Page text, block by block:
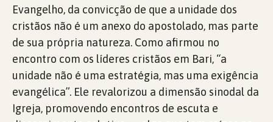
Evangelho, da convicção de que a unidade dos
cristãos não é um anexo do apostolado, mas parte
de sua própria natureza. Como afirmou no
encontro com os líderes cristãos em Bari, “a
unidade não é uma estratégia, mas uma exigência
evangélica”. Ele revalorizou a dimensão sinodal da
Igreja, promovendo encontros de escuta e